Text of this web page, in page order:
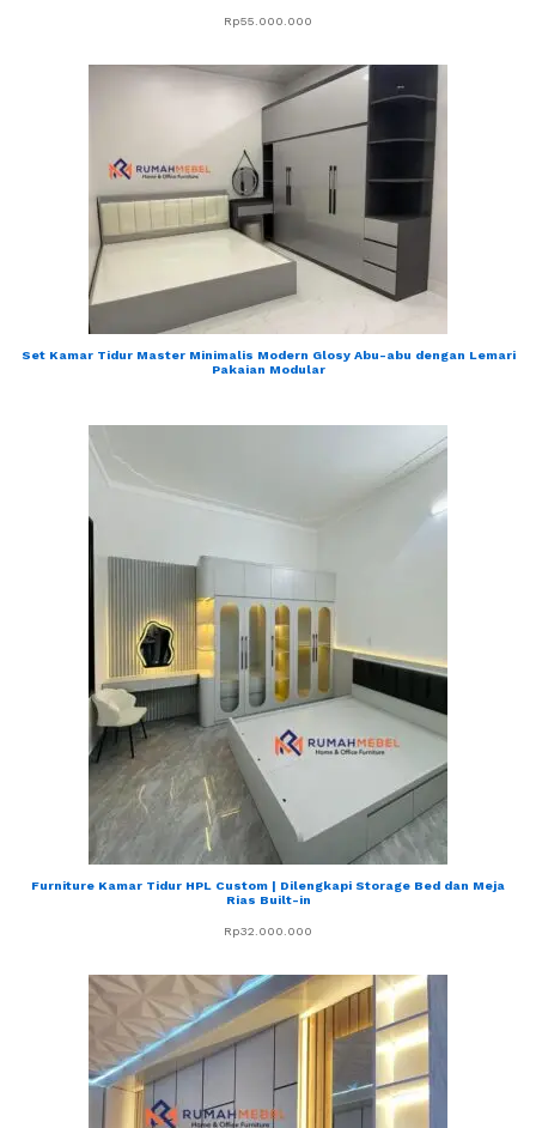
Rp55.000.000
Set Kamar Tidur Master Minimalis Modern Glosy Abu-abu dengan Lemari
Pakaian Modular
Furniture Kamar Tidur HPL Custom | Dilengkapi Storage Bed dan Meja
Rias Built-in
Rp32.000.000